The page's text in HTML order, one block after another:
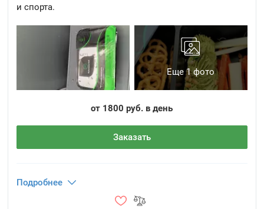
и спорта.
Еще 1 фото
от 1800 руб. в день
Заказать
Подробнее